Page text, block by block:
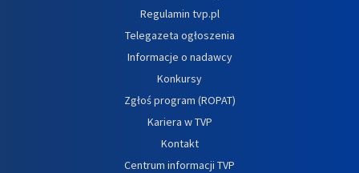
Regulamin tvp.pl
Telegazeta ogłoszenia
Informacje o nadawcy
Konkursy
Zgłoś program (ROPAT)
Kariera w TVP
Kontakt
Centrum informacji TVP